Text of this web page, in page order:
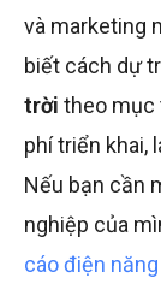
và marketing
biết cách dự
trời theo mục
phí triển khai,
Nếu bạn cần
nghiệp của
cáo điện